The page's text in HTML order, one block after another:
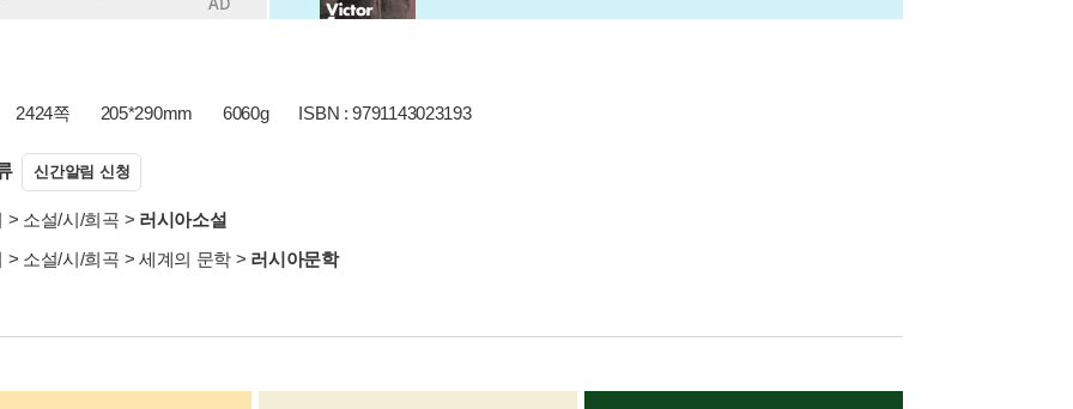
2424쪽 205*290mm 6060g ISBN : 9791143023193
신간알림 신청
> 소설/시/희곡 > 러시아소설
> 소설/시/희곡 > 세계의 문학 > 러시아문학